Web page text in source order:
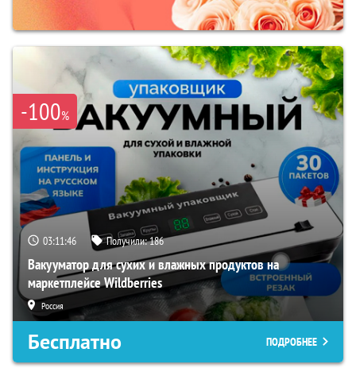
-100%
03:11:45 Получили:186
Вакууматор для сухих и влажных продуктов на
маркетплейсе Wildberries
Россия
Бесплатно ПОДРОБНЕЕ